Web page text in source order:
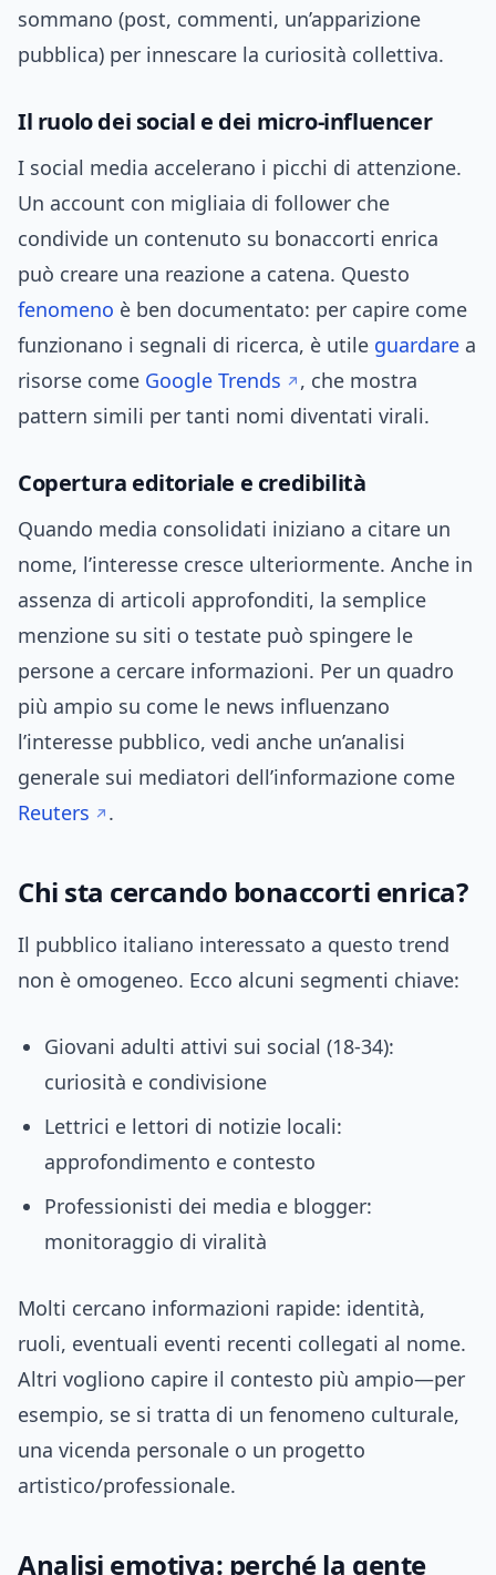
sommano (post, commenti, un’apparizione
pubblica) per innescare la curiosità collettiva.
Il ruolo dei social e dei micro-influencer
I social media accelerano i picchi di attenzione.
Un account con migliaia di follower che
condivide un contenuto su bonaccorti enrica
può creare una reazione a catena. Questo
fenomeno è ben documentato: per capire come
funzionano i segnali di ricerca, è utile guardare a
risorse come Google Trends
, che mostra
pattern simili per tanti nomi diventati virali.
Copertura editoriale e credibilità
Quando media consolidati iniziano a citare un
nome, l’interesse cresce ulteriormente. Anche in
assenza di articoli approfonditi, la semplice
menzione su siti o testate può spingere le
persone a cercare informazioni. Per un quadro
più ampio su come le news influenzano
l’interesse pubblico, vedi anche un’analisi
generale sui mediatori dell’informazione come
Reuters
.
Chi sta cercando bonaccorti enrica?
Il pubblico italiano interessato a questo trend
non è omogeneo. Ecco alcuni segmenti chiave:
Giovani adulti attivi sui social (18-34):
curiosità e condivisione
Lettrici e lettori di notizie locali:
approfondimento e contesto
Professionisti dei media e blogger:
monitoraggio di viralità
Molti cercano informazioni rapide: identità,
ruoli, eventuali eventi recenti collegati al nome.
Altri vogliono capire il contesto più ampio—per
esempio, se si tratta di un fenomeno culturale,
una vicenda personale o un progetto
artistico/professionale.
Analisi emotiva: perché la gente